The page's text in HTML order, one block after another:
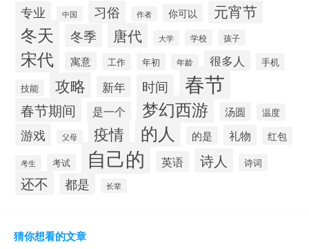
专业 中国 习俗 作者 你可以 元宵节
冬天 冬季 唐代 大学 学校 孩子
宋代 寓意 工作 年初 年龄 很多人
手机
技能
攻略 新年 时间 春节
春节期间 是一个 梦幻西游 汤圆 温度
游戏 父母 疫情 的人 的是 礼物 红包
考生 考试 自己的 英语 诗人 诗词
还不 都是 长辈
猜你想看的文章